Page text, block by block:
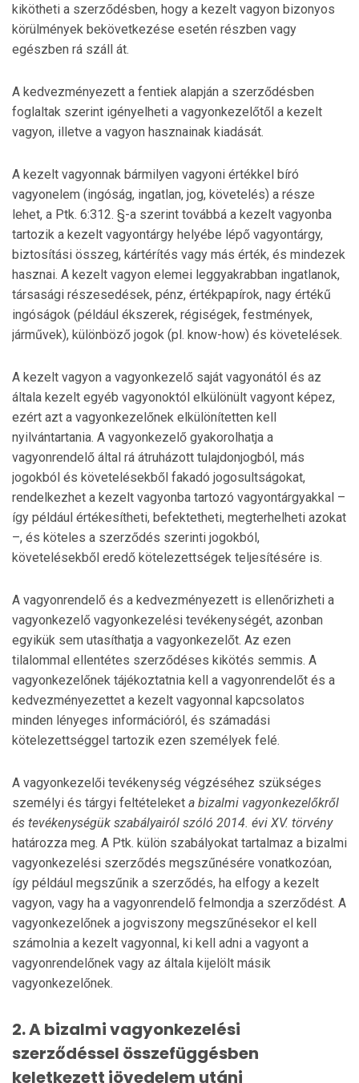
kikötheti a szerződésben, hogy a kezelt vagyon bizonyos
körülmények bekövetkezése esetén részben vagy
egészben rá száll át.
A kedvezményezett a fentiek alapján a szerződésben
foglaltak szerint igényelheti a vagyonkezelőtől a kezelt
vagyon, illetve a vagyon hasznainak kiadását.
A kezelt vagyonnak bármilyen vagyoni értékkel bíró
vagyonelem (ingóság, ingatlan, jog, követelés) a része
lehet, a Ptk. 6:312. §-a szerint továbbá a kezelt vagyonba
tartozik a kezelt vagyontárgy helyébe lépő vagyontárgy,
biztosítási összeg, kártérítés vagy más érték, és mindezek
hasznai. A kezelt vagyon elemei leggyakrabban ingatlanok,
társasági részesedések, pénz, értékpapírok, nagy értékű
ingóságok (például ékszerek, régiségek, festmények,
járművek), különböző jogok (pl. know-how) és követelések.
A kezelt vagyon a vagyonkezelő saját vagyonától és az
általa kezelt egyéb vagyonoktól elkülönült vagyont képez,
ezért azt a vagyonkezelőnek elkülönítetten kell
nyilvántartania. A vagyonkezelő gyakorolhatja a
vagyonrendelő által rá átruházott tulajdonjogból, más
jogokból és követelésekből fakadó jogosultságokat,
rendelkezhet a kezelt vagyonba tartozó vagyontárgyakkal –
így például értékesítheti, befektetheti, megterhelheti azokat
–, és köteles a szerződés szerinti jogokból,
követelésekből eredő kötelezettségek teljesítésére is.
A vagyonrendelő és a kedvezményezett is ellenőrizheti a
vagyonkezelő vagyonkezelési tevékenységét, azonban
egyikük sem utasíthatja a vagyonkezelőt. Az ezen
tilalommal ellentétes szerződéses kikötés semmis. A
vagyonkezelőnek tájékoztatnia kell a vagyonrendelőt és a
kedvezményezettet a kezelt vagyonnal kapcsolatos
minden lényeges információról, és számadási
kötelezettséggel tartozik ezen személyek felé.
A vagyonkezelői tevékenység végzéséhez szükséges
személyi és tárgyi feltételeket a bizalmi vagyonkezelőkről
és tevékenységük szabályairól szóló 2014. évi XV. törvény
határozza meg. A Ptk. külön szabályokat tartalmaz a bizalmi
vagyonkezelési szerződés megszűnésére vonatkozóan,
így például megszűnik a szerződés, ha elfogy a kezelt
vagyon, vagy ha a vagyonrendelő felmondja a szerződést. A
vagyonkezelőnek a jogviszony megszűnésekor el kell
számolnia a kezelt vagyonnal, ki kell adni a vagyont a
vagyonrendelőnek vagy az általa kijelölt másik
vagyonkezelőnek.
2. A bizalmi vagyonkezelési
szerződéssel összefüggésben
keletkezett jövedelem utáni